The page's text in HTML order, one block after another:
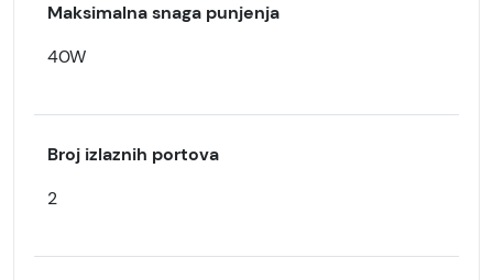
Maksimalna snaga punjenja
40W
Broj izlaznih portova
2